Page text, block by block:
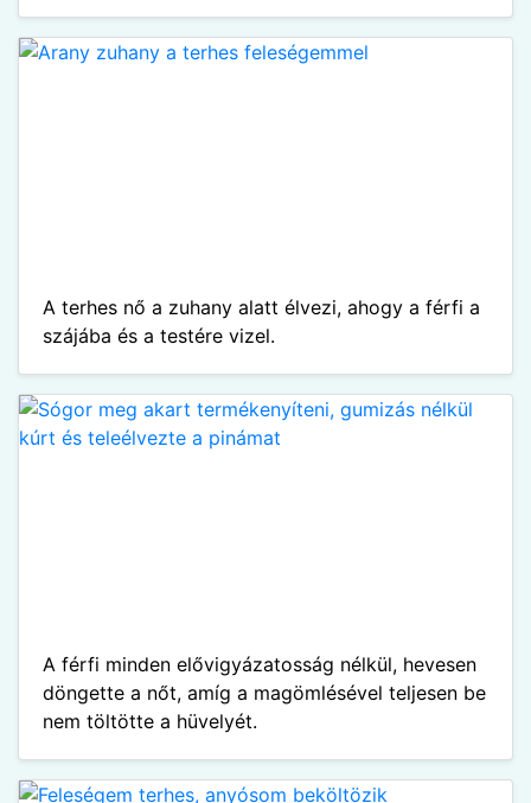
A terhes nő a zuhany alatt élvezi, ahogy a férfi a
szájába és a testére vizel.
A férfi minden elővigyázatosság nélkül, hevesen
döngette a nőt, amíg a magömlésével teljesen be
nem töltötte a hüvelyét.